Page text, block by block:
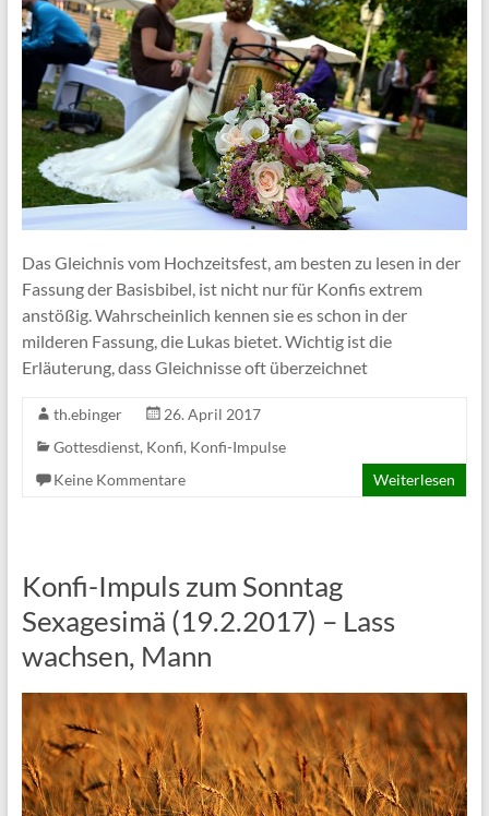
Das Gleichnis vom Hochzeitsfest, am besten zu lesen in der
Fassung der Basisbibel, ist nicht nur für Konfis extrem
anstößig. Wahrscheinlich kennen sie es schon in der
milderen Fassung, die Lukas bietet. Wichtig ist die
Erläuterung, dass Gleichnisse oft überzeichnet
th.ebinger
26. April 2017
Gottesdienst, Konfi, Konfi-Impulse
Keine Kommentare
Weiterlesen
Konfi-Impuls zum Sonntag
Sexagesimä (19.2.2017) – Lass
wachsen, Mann